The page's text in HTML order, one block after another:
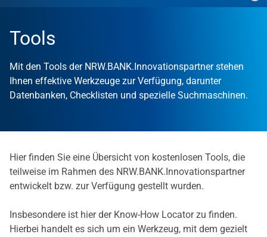
Tools
Mit den Tools der NRW.BANK.Innovationspartner stehen
Ihnen effektive Werkzeuge zur Verfügung, darunter
Datenbanken, Checklisten und spezielle Suchmaschinen.
Hier finden Sie eine Übersicht von kostenlosen Tools, die
teilweise im Rahmen des NRW.BANK.Innovationspartner
entwickelt bzw. zur Verfügung gestellt wurden.
Insbesondere ist hier der Know-How Locator zu finden.
Hierbei handelt es sich um ein Werkzeug, mit dem gezielt